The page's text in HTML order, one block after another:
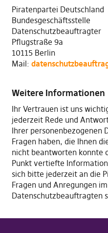
Piratenpartei Deutschland
Bundesgeschäftsstelle
Datenschutzbeauftragter
Pflugstraße 9a
10115 Berlin
Mail:
Weitere Informationen
Ihr Vertrauen ist uns
jederzeit Rede und
Ihrer personenbezogenen
Fragen haben, die Ihnen
nicht beantworten konnte
Punkt vertiefte
sich bitte jederzeit an die
Fragen und Anregungen
Datenschutzbeauftragten